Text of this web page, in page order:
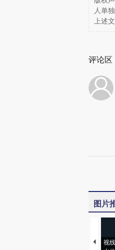
人单
上述
评论区
图片
视